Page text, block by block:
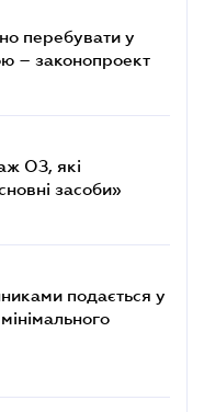
перебувати у
– законопроект
ОЗ, які
засоби»
подається у